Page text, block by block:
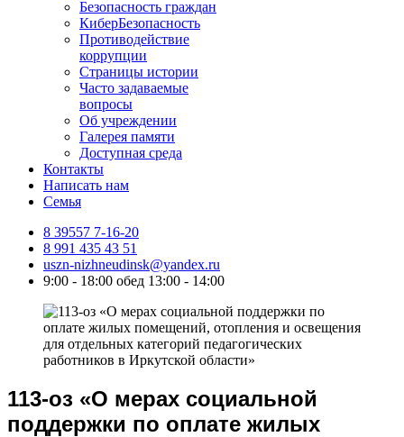
Безопасность граждан
КиберБезопасность
Противодействие
коррупции
Страницы истории
Часто задаваемые
вопросы
Об учреждении
Галерея памяти
Доступная среда
Контакты
Написать нам
Семья
8 39557 7-16-20
8 991 435 43 51
uszn-nizhneudinsk@yandex.ru
9:00 - 18:00 обед 13:00 - 14:00
113-оз «О мерах социальной
поддержки по оплате жилых